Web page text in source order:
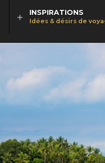
INSPIRATIONS
Idées & désirs de